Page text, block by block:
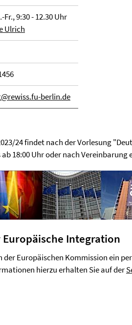
9:30 - 12.30 Uhr
Ulrich
berlin.de
24 findet nach der Vorlesung
18:00 Uhr oder nach Vereinbarung
Integration
der Europäischen Kommission ein
hierzu erhalten Sie auf der